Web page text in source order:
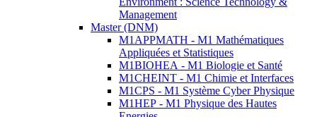
Management
Master (DNM)
M1APPMATH - M1 Mathématiques
Appliquées et Statistiques
M1BIOHEA - M1 Biologie et Santé
M1CHEINT - M1 Chimie et Interfaces
M1CPS - M1 Système Cyber Physique
M1HEP - M1 Physique des Hautes